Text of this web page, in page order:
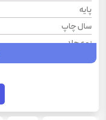
پایه
سال چاپ
نوع جلد